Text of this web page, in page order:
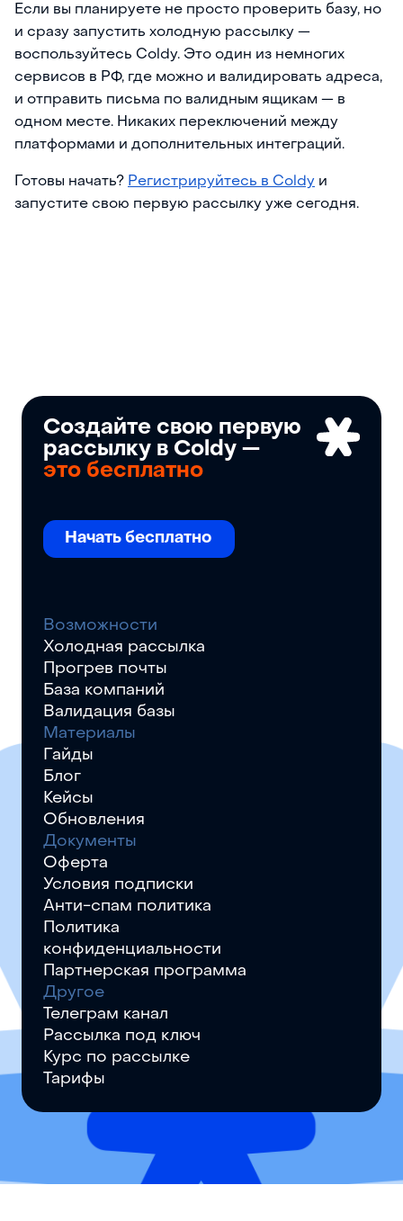
Если вы планируете не просто проверить базу, но
и сразу запустить холодную рассылку —
воспользуйтесь Coldy. Это один из немногих
сервисов в РФ, где можно и валидировать адреса,
и отправить письма по валидным ящикам — в
одном месте. Никаких переключений между
платформами и дополнительных интеграций.
Готовы начать? Регистрируйтесь в Coldy и
запустите свою первую рассылку уже сегодня.
Создайте свою первую
рассылку в Coldy —
это бесплатно
Начать бесплатно
Возможности
Холодная рассылка
Прогрев почты
База компаний
Валидация базы
Материалы
Гайды
Блог
Кейсы
Обновления
Документы
Оферта
Условия подписки
Анти-спам политика
Политика
конфиденциальности
Партнерская программа
Другое
Телеграм канал
Рассылка под ключ
Курс по рассылке
Тарифы